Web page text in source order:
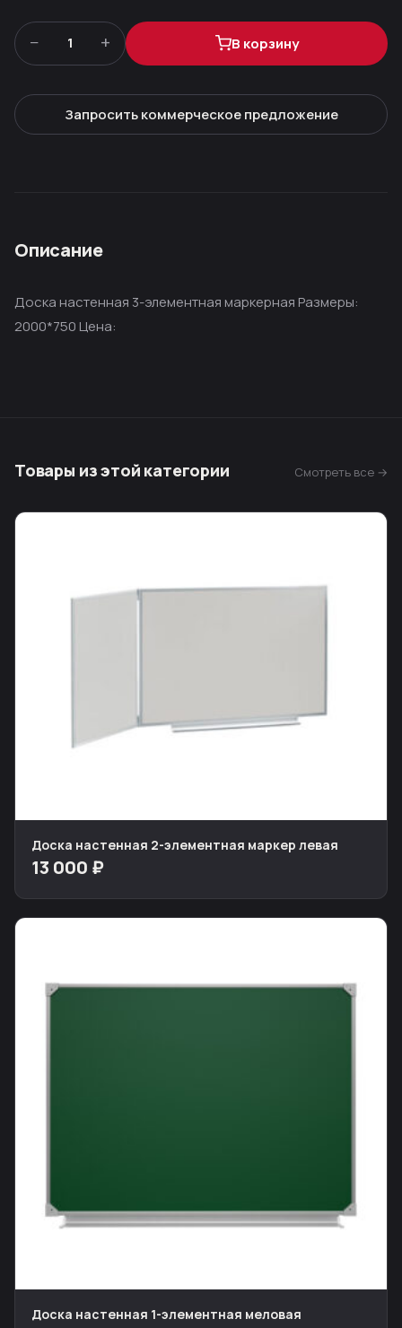
− 1 + В корзину
Запросить коммерческое предложение
Описание
Доска настенная 3-элементная маркерная Размеры:
2000*750 Цена:
Товары из этой категории Смотреть все →
Доска настенная 2-элементная маркер левая
13 000 ₽
Доска настенная 1-элементная меловая